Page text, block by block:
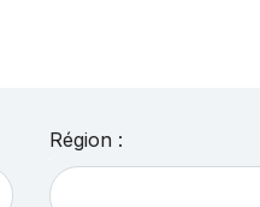
Région :